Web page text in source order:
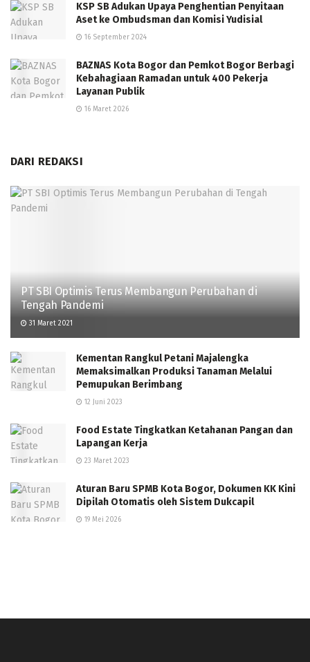
KSP SB Adukan Upaya Penghentian Penyitaan
Aset ke Ombudsman dan Komisi Yudisial
16 September 2024
BAZNAS Kota Bogor dan Pemkot Bogor Berbagi
Kebahagiaan Ramadan untuk 400 Pekerja
Layanan Publik
16 Maret 2026
DARI REDAKSI
PT SBI Optimis Terus Membangun Perubahan di
Tengah Pandemi
31 Maret 2021
Kementan Rangkul Petani Majalengka
Memaksimalkan Produksi Tanaman Melalui
Pemupukan Berimbang
12 Juni 2023
Food Estate Tingkatkan Ketahanan Pangan dan
Lapangan Kerja
23 Maret 2023
Aturan Baru SPMB Kota Bogor, Dokumen KK Kini
Dipilah Otomatis oleh Sistem Dukcapil
19 Mei 2026